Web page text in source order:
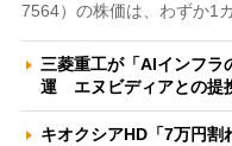
7564）の株価は、わずか1
三菱重工が「AIインフラ
運 エヌビディアとの提
キオクシアHD「7万円割